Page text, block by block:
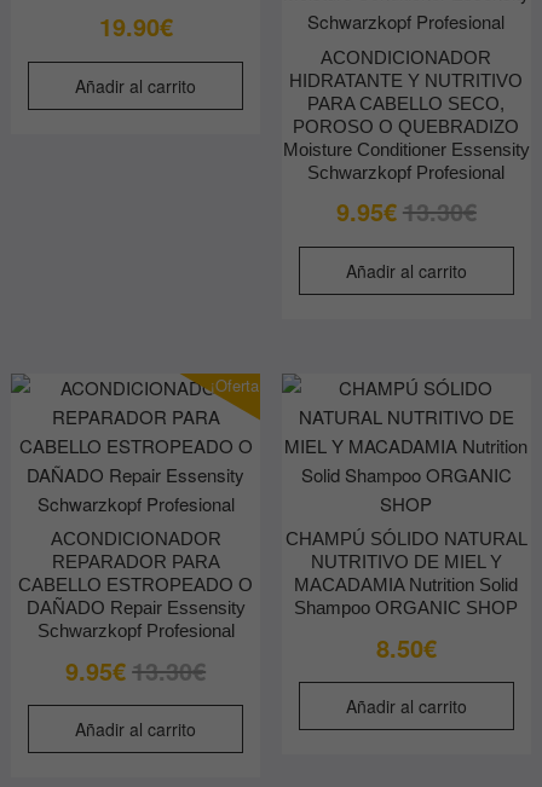
19.90€
Añadir al carrito
ACONDICIONADOR
HIDRATANTE Y NUTRITIVO
PARA CABELLO SECO,
POROSO O QUEBRADIZO
Moisture Conditioner Essensity
Schwarzkopf Profesional
13.30€El
era:
9.95€
El
es:
Añadir al carrito
¡Oferta!
ACONDICIONADOR
REPARADOR PARA
CABELLO ESTROPEADO O
DAÑADO Repair Essensity
Schwarzkopf Profesional
13.30€
era:
9.95€
es:
Añadir al carrito
CHAMPÚ SÓLIDO NATURAL
NUTRITIVO DE MIEL Y
MACADAMIA Nutrition Solid
Shampoo ORGANIC SHOP
8.50€
Añadir al carrito